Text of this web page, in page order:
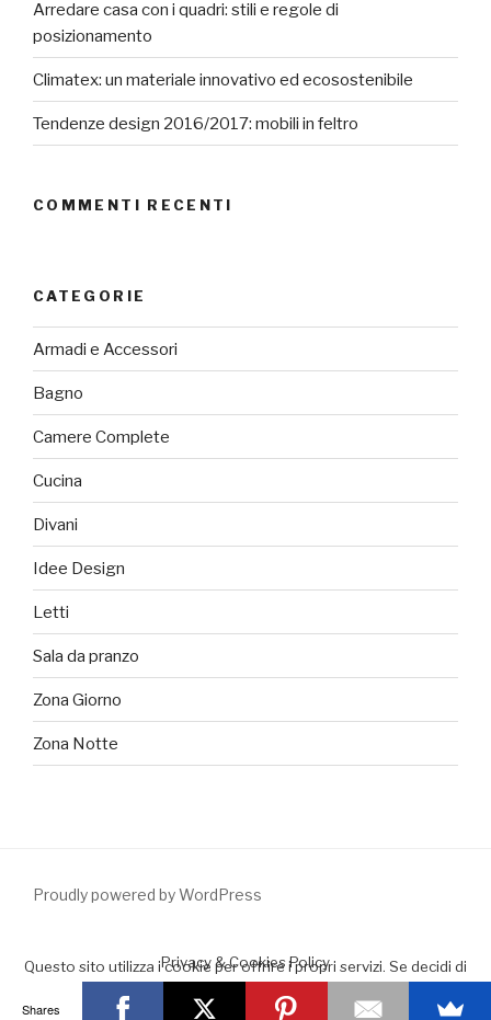
Arredare casa con i quadri: stili e regole di
posizionamento
Climatex: un materiale innovativo ed ecosostenibile
Tendenze design 2016/2017: mobili in feltro
COMMENTI RECENTI
CATEGORIE
Armadi e Accessori
Bagno
Camere Complete
Cucina
Divani
Idee Design
Letti
Sala da pranzo
Zona Giorno
Zona Notte
Proudly powered by WordPress
Questo sito utilizza i cookie per offrire i propri servizi. Se decidi di
continuare la navigazione consideriamo che accetti il loro uso.
Accept
Leggimi
Privacy & Cookies Policy
Shares